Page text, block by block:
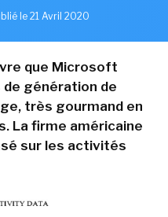
le 21 Avril 2020
que Microsoft
génération de
très gourmand en
La firme américaine
sur les activités